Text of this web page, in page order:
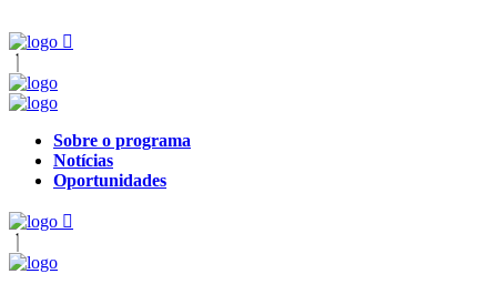
Sobre o programa
Notícias
Oportunidades